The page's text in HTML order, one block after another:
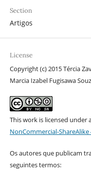
Section
Artigos
License
Copyright (c) 2015 Tércia
Marcia Izabel Fugisawa
This work is licensed under
NonCommercial-
Os autores que publicam
seguintes termos: